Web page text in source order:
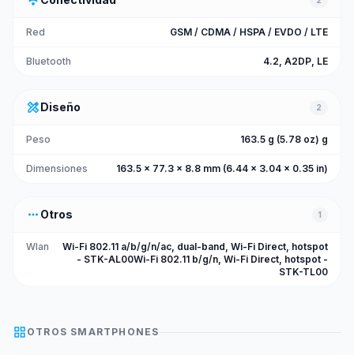
Red GSM / CDMA / HSPA / EVDO / LTE
Bluetooth 4.2, A2DP, LE
design_servicesDiseño 2
Peso 163.5 g (5.78 oz) g
Dimensiones 163.5 x 77.3 x 8.8 mm (6.44 x 3.04 x 0.35 in)
more_horiz Otros 1
Wlan
Wi-Fi 802.11 a/b/g/n/ac, dual-band, Wi-Fi Direct, hotspot
- STK-AL00Wi-Fi 802.11 b/g/n, Wi-Fi Direct, hotspot -
STK-TL00
grid_view OTROS SMARTPHONES